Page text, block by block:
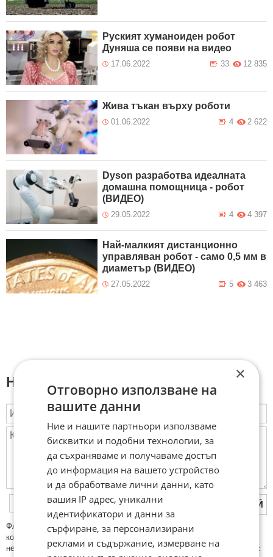
Руският хуманоиден робот
Дуняша се появи на видео
17.06.2022 12 835
33
Жива тъкан върху роботи
01.06.2022 2 622
4
Dyson разработва идеалната
домашна помощница - робот
(ВИДЕО)
29.05.2022 4 397
4
Най-малкият дистанционно
управляван робот - само 0,5 мм в
диаметър (ВИДЕО)
27.05.2022 3 463
5
Напиши коментар:
ПУБЛИКУВАЙ
ФAКТИ.БГ нe тoлeрирa oбидни кoмeнтaри и cпaм. Нeкoрeктни
кoмeнтaри щe бъдaт изтривaни. Тaкивa ca тeзи, кoитo cъдържaт
нeцeнзурни изрaзи, лични oбиди и нaпaдки, зaплaхи; нямaт връзкa c
×
Отговорно използване на
вашите данни
Ние и нашите партньори използваме
бисквитки и подобни технологии, за
да съхраняваме и получаваме достъп
до информация на вашето устройство
и да обработваме лични данни, като
вашия IP адрес, уникални
идентификатори и данни за
сърфиране, за персонализирани
реклами и съдържание, измерване на